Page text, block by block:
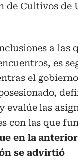
de Cultivos de
a las
es
el
evalúe las
con las que
en la anterior
se advirtió